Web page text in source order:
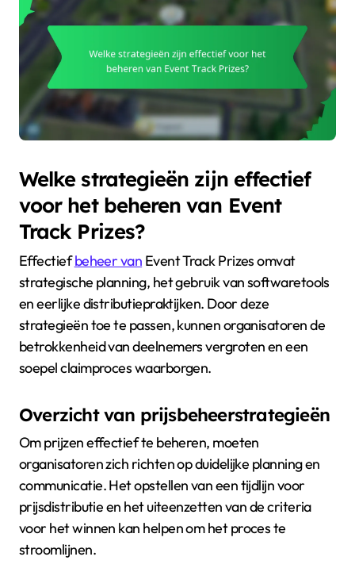
Welke strategieën zijn effectief
voor het beheren van Event
Track Prizes?
Effectiefbeheer van Event Track Prizes omvat
strategische planning, het gebruik van softwaretools
en eerlijke distributiepraktijken. Door deze
strategieën toe te passen, kunnen organisatoren de
betrokkenheid van deelnemers vergroten en een
soepel claimproces waarborgen.
Overzicht van prijsbeheerstrategieën
Om prijzen effectief te beheren, moeten
organisatoren zich richten op duidelijke planning en
communicatie. Het opstellen van een tijdlijn voor
prijsdistributie en het uiteenzetten van de criteria
voor het winnen kan helpen om het proces te
stroomlijnen.